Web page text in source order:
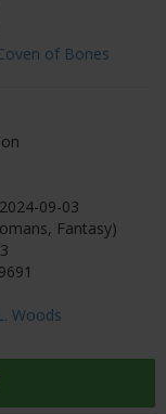
of Bones
2024-09-03
Fantasy)
Woods